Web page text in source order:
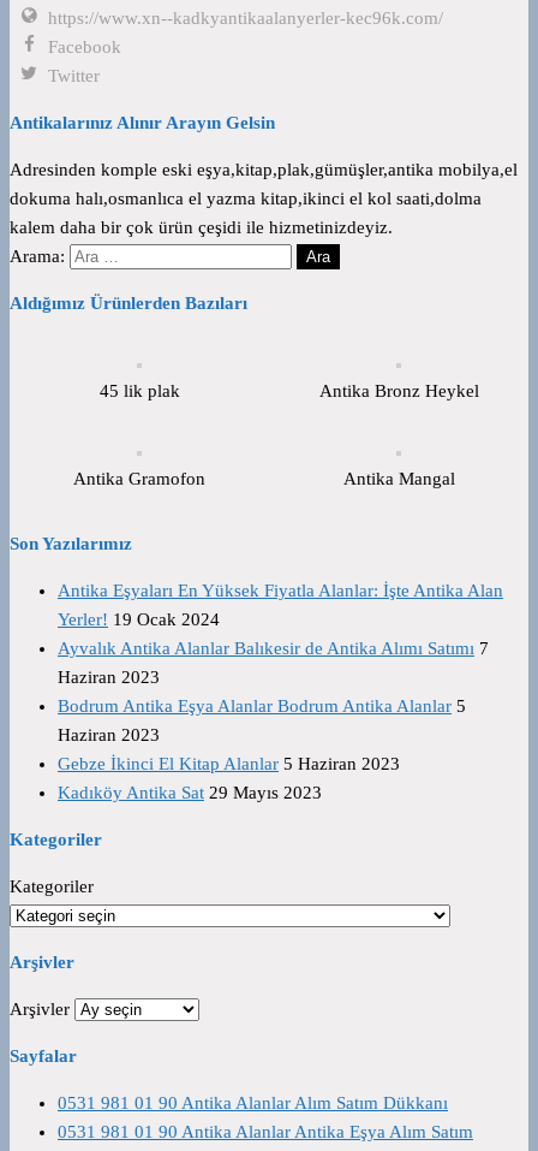
https://www.xn--kadkyantikaalanyerler-kec96k.com/
Facebook
Twitter
Antikalarınız Alınır Arayın Gelsin
Adresinden komple eski eşya,kitap,plak,gümüşler,antika mobilya,el
dokuma halı,osmanlıca el yazma kitap,ikinci el kol saati,dolma
kalem daha bir çok ürün çeşidi ile hizmetinizdeyiz.
Arama:
Aldığımız Ürünlerden Bazıları
45 lik plak Antika Bronz Heykel
Antika Gramofon Antika Mangal
Son Yazılarımız
Antika Eşyaları En Yüksek Fiyatla Alanlar: İşte Antika Alan
Yerler! 19 Ocak 2024
Ayvalık Antika Alanlar Balıkesir de Antika Alımı Satımı 7
Haziran 2023
Bodrum Antika Eşya Alanlar Bodrum Antika Alanlar 5
Haziran 2023
Gebze İkinci El Kitap Alanlar 5 Haziran 2023
Kadıköy Antika Sat 29 Mayıs 2023
Kategoriler
Kategoriler
Arşivler
Arşivler
Sayfalar
0531 981 01 90 Antika Alanlar Alım Satım Dükkanı
0531 981 01 90 Antika Alanlar Antika Eşya Alım Satım